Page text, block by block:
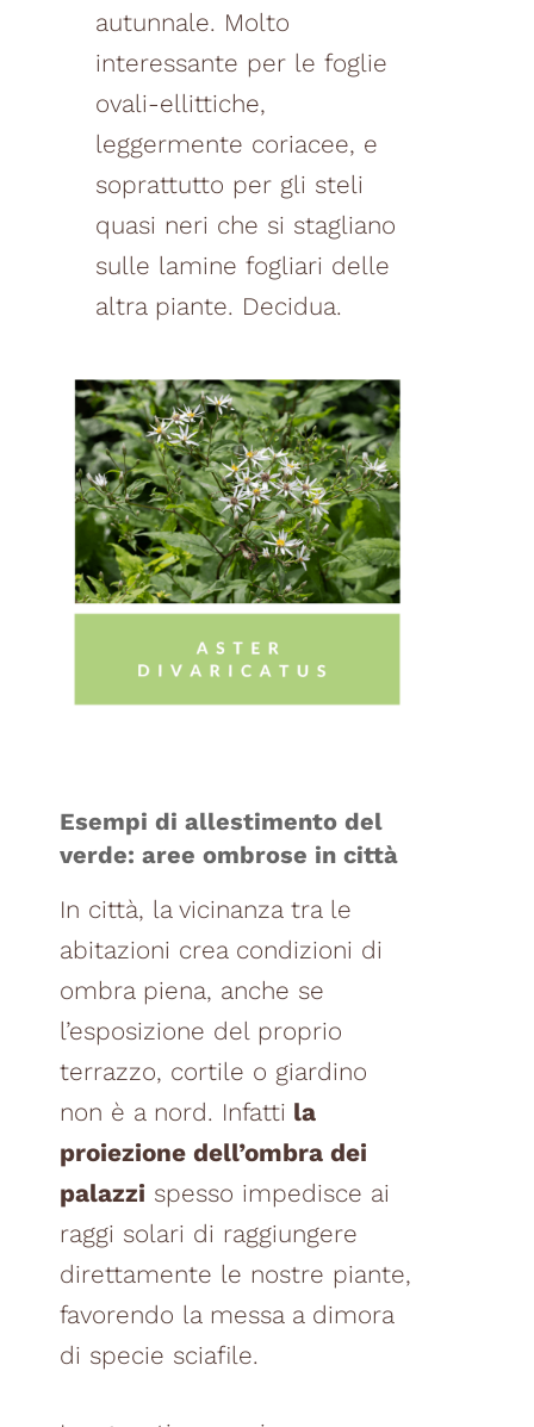
autunnale. Molto
interessante per le foglie
ovali-ellittiche,
leggermente coriacee, e
soprattutto per gli steli
quasi neri che si stagliano
sulle lamine fogliari delle
altra piante. Decidua.
Esempi di allestimento del
verde: aree ombrose in città
In città, la vicinanza tra le
abitazioni crea condizioni di
ombra piena, anche se
l’esposizione del proprio
terrazzo, cortile o giardino
non è a nord. Infatti la
proiezione dell’ombra dei
palazzi spesso impedisce ai
raggi solari di raggiungere
direttamente le nostre piante,
favorendo la messa a dimora
di specie sciafile.